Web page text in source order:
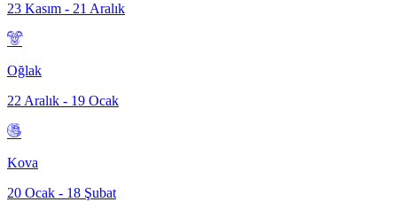
23 Kasım - 21 Aralık
Oğlak
22 Aralık - 19 Ocak
Kova
20 Ocak - 18 Şubat